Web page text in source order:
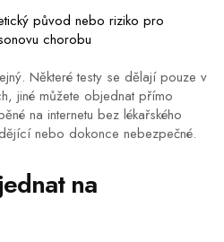
původ nebo riziko pro
chorobu
Některé testy se dělají pouze v
jiné můžete objednat přímo
na internetu bez lékařského
nebo dokonce nebezpečné.
na